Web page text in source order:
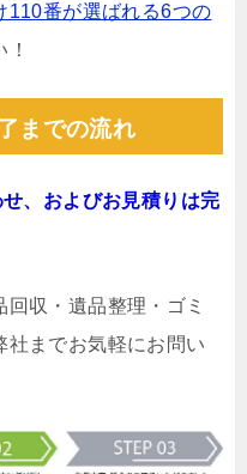
110番が選ばれる6つの
までの流れ
、およびお見積りは完
収・遺品整理・ゴミ
社までお気軽にお問い